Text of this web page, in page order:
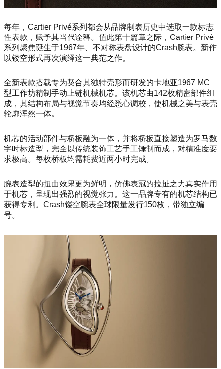
每年，Cartier Privé系列都会从品牌制表历史中选取一款标志
性表款，赋予其当代诠释。值此第十篇章之际，Cartier Privé
系列聚焦诞生于1967年、不对称表盘设计的Crash腕表。新作
以镂空形式再次演绎这一典范之作。
全新表款搭载专为契合其独特壳形而研发的卡地亚1967 MC
型工作坊精制手动上链机械机芯。该机芯由142枚精密部件组
成，其结构布局与视觉节奏均经悉心调校，使机械之美与表壳
轮廓浑然一体。
机芯的活动部件与桥板融为一体，并将桥板直接塑造为罗马数
字时标造型，完全以传统装饰工艺手工锤制而成，对精准度要
求极高。每枚桥板均需耗费近两小时完成。
腕表造型的扭曲效果更为鲜明，仿佛表冠的拉扯之力真实作用
于机芯，呈现出强烈的视觉张力。这一品牌专有的机芯结构已
获得专利。Crash镂空腕表全球限量发行150枚，带独立编
号。